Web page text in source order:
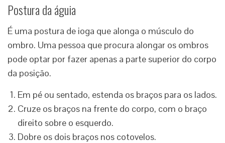
Postura da águia
É uma postura de ioga que alonga o músculo do
ombro. Uma pessoa que procura alongar os ombros
pode optar por fazer apenas a parte superior do corpo
da posição.
Em pé ou sentado, estenda os braços para os lados.
Cruze os braços na frente do corpo, com o braço
direito sobre o esquerdo.
Dobre os dois braços nos cotovelos.